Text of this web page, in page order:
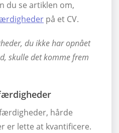
du se artiklen om,
på et CV.
du ikke har opnået
skulle det komme frem
hårde
er lette at kvantificere.